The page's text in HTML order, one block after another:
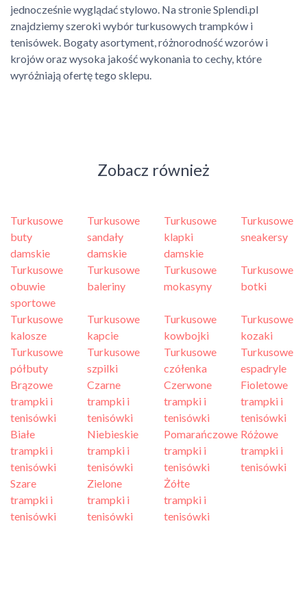
jednocześnie wyglądać stylowo. Na stronie Splendi.pl
znajdziemy szeroki wybór turkusowych trampków i
tenisówek. Bogaty asortyment, różnorodność wzorów i
krojów oraz wysoka jakość wykonania to cechy, które
wyróżniają ofertę tego sklepu.
Zobacz również
Turkusowe
buty
damskie
Turkusowe
sandały
damskie
Turkusowe
klapki
damskie
Turkusowe
sneakersy
Turkusowe
obuwie
sportowe
Turkusowe
baleriny
Turkusowe
mokasyny
Turkusowe
botki
Turkusowe
kalosze
Turkusowe
kapcie
Turkusowe
kowbojki
Turkusowe
kozaki
Turkusowe
półbuty
Turkusowe
szpilki
Turkusowe
czółenka
Turkusowe
espadryle
Brązowe
trampki i
tenisówki
Czarne
trampki i
tenisówki
Czerwone
trampki i
tenisówki
Fioletowe
trampki i
tenisówki
Białe
trampki i
tenisówki
Niebieskie
trampki i
tenisówki
Pomarańczowe
trampki i
tenisówki
Różowe
trampki i
tenisówki
Szare
trampki i
tenisówki
Zielone
trampki i
tenisówki
Żółte
trampki i
tenisówki